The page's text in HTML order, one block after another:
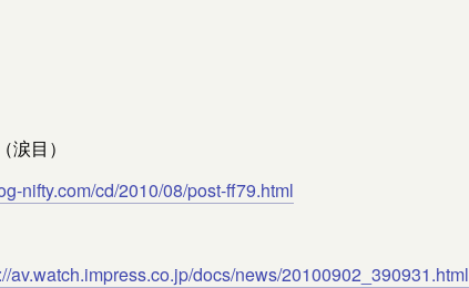
目）
nifty.com/cd/2010/08/post-ff79.html
av.watch.impress.co.jp/docs/news/20100902_390931.html